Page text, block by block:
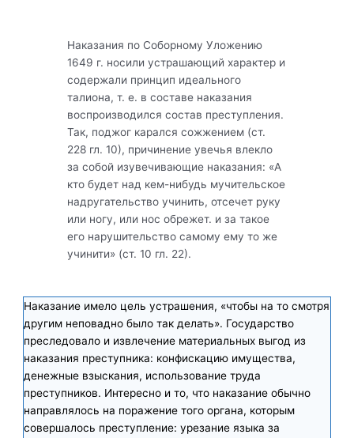
Наказания по Соборному Уложению
1649 г. носили устрашающий характер и
содержали принцип идеального
талиона, т. е. в составе наказания
воспроизводился состав преступления.
Так, поджог карался сожжением (ст.
228 гл. 10), причинение увечья влекло
за собой изувечивающие наказания: «А
кто будет над кем-нибудь мучительское
надругательство учинить, отсечет руку
или ногу, или нос обрежет. и за такое
его нарушительство самому ему то же
учинити» (ст. 10 гл. 22).
Наказание имело цель устрашения, «чтобы на то смотря
другим неповадно было так делать». Государство
преследовало и извлечение материальных выгод из
наказания преступника: конфискацию имущества,
денежные взыскания, использование труда
преступников. Интересно и то, что наказание обычно
направлялось на поражение того органа, которым
совершалось преступление: урезание языка за